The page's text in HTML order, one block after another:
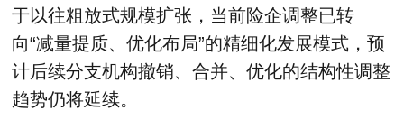
于以往粗放式规模扩张，当前险企调整已转
向“减量提质、优化布局”的精细化发展模式，预
计后续分支机构撤销、合并、优化的结构性调整
趋势仍将延续。